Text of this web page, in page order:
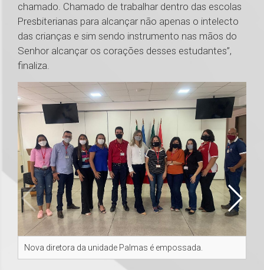
chamado. Chamado de trabalhar dentro das escolas
Presbiterianas para alcançar não apenas o intelecto
das crianças e sim sendo instrumento nas mãos do
Senhor alcançar os corações desses estudantes”,
finaliza.
Nova diretora da unidade Palmas é empossada.